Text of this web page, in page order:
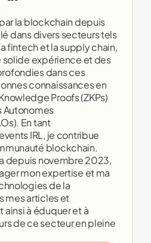
la blockchain depuis
dans divers secteurs tels
fintech et la supply chain,
solide expérience et des
dans ces
connaissances en
Proofs (ZKPs)
Autonomes
En tant
IRL, je contribue
blockchain.
depuis novembre 2023,
mon expertise et ma
de la
mes articles et
ainsi à éduquer et à
de ce secteur en pleine